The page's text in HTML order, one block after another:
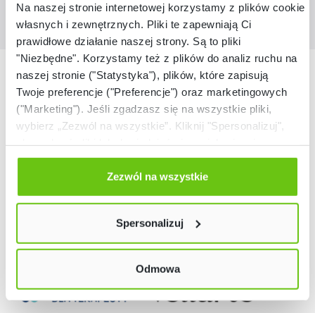
Na naszej stronie internetowej korzystamy z plików cookie:
własnych i zewnętrznych. Pliki te zapewniają Ci
prawidłowe działanie naszej strony. Są to pliki
"Niezbędne". Korzystamy też z plików do analiz ruchu na
naszej stronie ("Statystyka"), plików, które zapisują
Twoje preferencje ("Preferencje") oraz marketingowych
("Marketing"). Jeśli zgadzasz się na wszystkie pliki,
wybierz „Zezwól na wszystkie”. Kliknij "Spersonalizuj",
Odmów zgody poprzez przycisk „Odmowa”. Wtedy
użyjemy tylko plików niezbędnych dla naszej strony.
Twój wybór możesz zmienić przez kliknięcie przycisku w
Polityce prywatności
Zezwól na wszystkie
Spersonalizuj
Odmowa
Nasze marki